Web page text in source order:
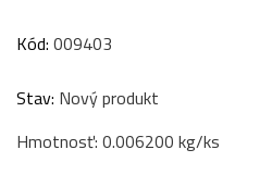
Kód: 009403
Stav: Nový produkt
Hmotnosť: 0.006200 kg/ks